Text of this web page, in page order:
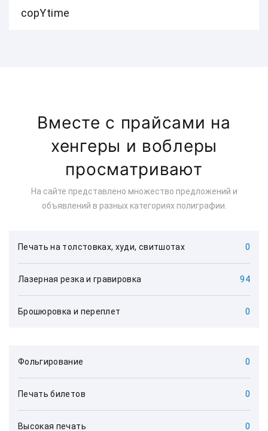
copYtime
Вместе с прайсами на
хенгеры и воблеры
просматривают
На сайте представлено множество предложений и
объявлений в разных категориях полиграфии.
Печать на толстовках, худи, свитшотах 0
Лазерная резка и гравировка 94
Брошюровка и переплет 0
Фольгирование 0
Печать билетов 0
Высокая печать 0